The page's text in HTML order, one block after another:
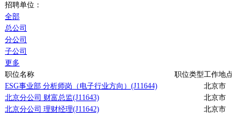
招聘单位：
全部
总公司
分公司
子公司
更多
职位名称
职位类型工作地点
ESG事业部 分析师岗（电子行业方向）(J11644)
北京市
北京分公司 财富总监(J11643)
北京市
北京分公司 理财经理(J11642)
北京市